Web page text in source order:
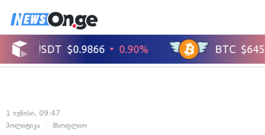
1 ივნისი, 09:47
პოლიტიკა
მსოფლიო